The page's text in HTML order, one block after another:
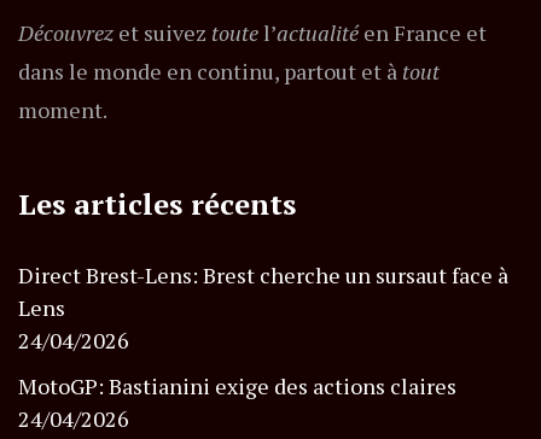
Découvrez et suivez toutel’actualitéen France et
dans le monde en continu, partout et à tout
moment.
Les articles récents
Direct Brest-Lens: Brest cherche un sursaut face à
Lens
24/04/2026
MotoGP: Bastianini exige des actions claires
24/04/2026